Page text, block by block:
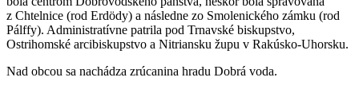
z Chtelnice (rod Erdödy) a následne zo Smolenického zámku (rod
Pálffy). Administratívne patrila pod Trnavské biskupstvo,
Ostrihomské arcibiskupstvo a Nitriansku župu v Rakúsko-Uhorsku.
Nad obcou sa nachádza zrúcanina hradu Dobrá voda.